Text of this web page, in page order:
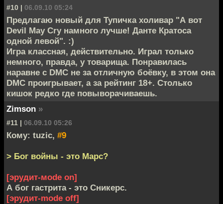
#10 | 06.09.10 05:24
Предлагаю новый для Тупичка холивар "А вот
Devil May Cry намного лучше! Данте Кратоса
одной левой". :)
Игра классная, действительно. Играл только
немного, правда, у товарища. Понравилась
наравне с DMC не за отличную боёвку, в этом она
DMC проигрывает, а за рейтинг 18+. Столько
кишок редко где повыворачиваешь.
Zimson »
#11 | 06.09.10 05:26
Кому: tuzic, #9
> Бог войны - это Марс?
[эрудит-мode on]
А бог гастрита - это Сникерс.
[эрудит-mode off]